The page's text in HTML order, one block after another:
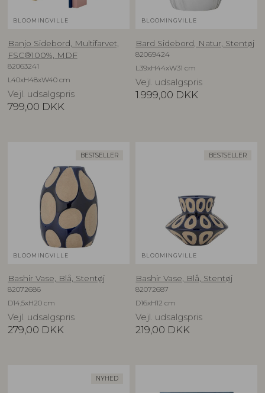
BLOOMINGVILLE
Banjo Sidebord, Multifarvet,
FSC®100%, MDF
82063241
L40xH48xW40 cm
Vejl. udsalgspris
799,00 DKK
BLOOMINGVILLE
Bard Sidebord, Natur, Stentøj
82069424
L39xH44xW31 cm
Vejl. udsalgspris
1.999,00 DKK
BESTSELLER
BLOOMINGVILLE
Bashir Vase, Blå, Stentøj
82072686
D14,5xH20 cm
Vejl. udsalgspris
279,00 DKK
BESTSELLER
BLOOMINGVILLE
Bashir Vase, Blå, Stentøj
82072687
D16xH12 cm
Vejl. udsalgspris
219,00 DKK
NYHED